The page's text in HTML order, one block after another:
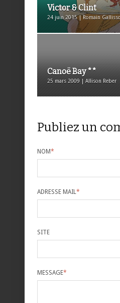
Victor & Clint
24 juin 2015 | Romain
Canoë Bay **
25 mars 2009 | Allison Reber
Publiez un
NOM*
ADRESSE MAIL*
SITE
MESSAGE*